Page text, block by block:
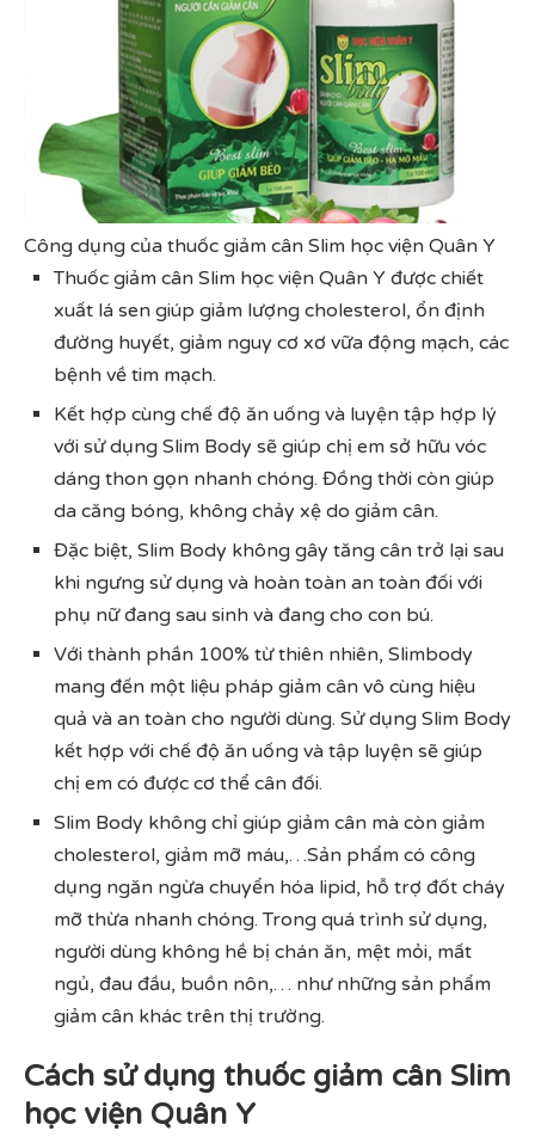
Công dụng của thuốc giảm cân Slim học viện Quân Y
Thuốc giảm cân Slim học viện Quân Y được chiết
xuất lá sen giúp giảm lượng cholesterol, ổn định
đường huyết, giảm nguy cơ xơ vữa động mạch, các
bệnh về tim mạch.
Kết hợp cùng chế độ ăn uống và luyện tập hợp lý
với sử dụng Slim Body sẽ giúp chị em sở hữu vóc
dáng thon gọn nhanh chóng. Đồng thời còn giúp
da căng bóng, không chảy xệ do giảm cân.
Đặc biệt, Slim Body không gây tăng cân trở lại sau
khi ngưng sử dụng và hoàn toàn an toàn đối với
phụ nữ đang sau sinh và đang cho con bú.
Với thành phần 100% từ thiên nhiên, Slimbody
mang đến một liệu pháp giảm cân vô cùng hiệu
quả và an toàn cho người dùng. Sử dụng Slim Body
kết hợp với chế độ ăn uống và tập luyện sẽ giúp
chị em có được cơ thể cân đối.
Slim Body không chỉ giúp giảm cân mà còn giảm
cholesterol, giảm mỡ máu,…Sản phẩm có công
dụng ngăn ngừa chuyển hóa lipid, hỗ trợ đốt cháy
mỡ thừa nhanh chóng. Trong quá trình sử dụng,
người dùng không hề bị chán ăn, mệt mỏi, mất
ngủ, đau đầu, buồn nôn,… như những sản phẩm
giảm cân khác trên thị trường.
Cách sử dụng thuốc giảm cân Slim
học viện Quân Y